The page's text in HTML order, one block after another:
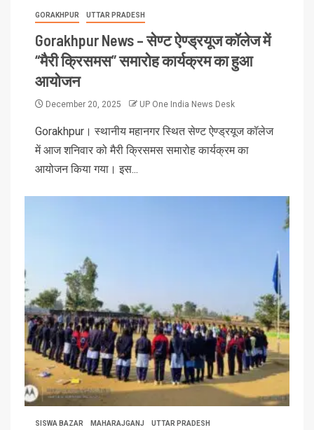
GORAKHPUR UTTAR PRADESH
Gorakhpur News – सेण्ट ऐण्ड्रयूज कॉलेज में
“मैरी क्रिसमस” समारोह कार्यक्रम का हुआ
आयोजन
December 20, 2025 UP One India News Desk
Gorakhpur। स्थानीय महानगर स्थित सेण्ट ऐण्ड्रयूज कॉलेज
में आज शनिवार को मैरी क्रिसमस समारोह कार्यक्रम का
आयोजन किया गया। इस...
SISWA BAZAR MAHARAJGANJ UTTAR PRADESH